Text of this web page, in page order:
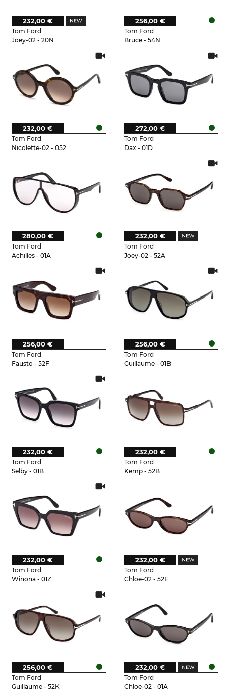
Tom Ford
Joey-02 - 20N
232,00 €
Tom Ford
Bruce - 54N
256,00 €
Tom Ford
Nicolette-02 - 052
232,00 €
Tom Ford
Dax - 01D
272,00 €
Tom Ford
Achilles - 01A
280,00 €
Tom Ford
Joey-02 - 52A
232,00 €
Tom Ford
Fausto - 52F
256,00 €
Tom Ford
Guillaume - 01B
256,00 €
Tom Ford
Selby - 01B
232,00 €
Tom Ford
Kemp - 52B
232,00 €
Tom Ford
Winona - 01Z
232,00 €
Tom Ford
Chloe-02 - 52E
232,00 €
Tom Ford
Guillaume - 52K
256,00 €
Tom Ford
Chloe-02 - 01A
232,00 €